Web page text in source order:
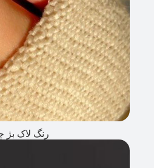
رنگ لاک بژ